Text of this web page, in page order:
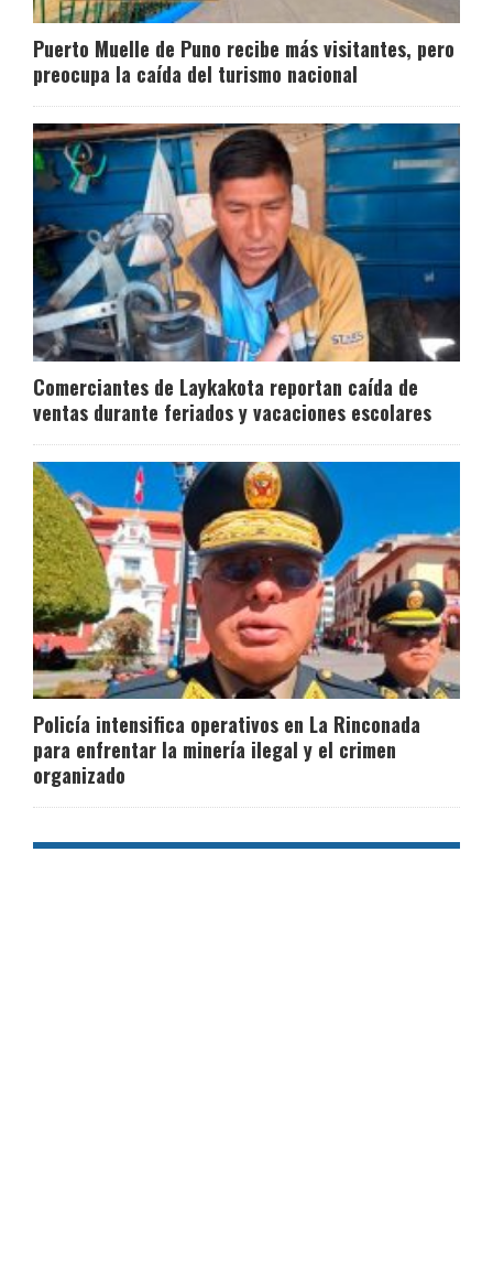
Puerto Muelle de Puno recibe más visitantes, pero
preocupa la caída del turismo nacional
Comerciantes de Laykakota reportan caída de
ventas durante feriados y vacaciones escolares
Policía intensifica operativos en La Rinconada
para enfrentar la minería ilegal y el crimen
organizado